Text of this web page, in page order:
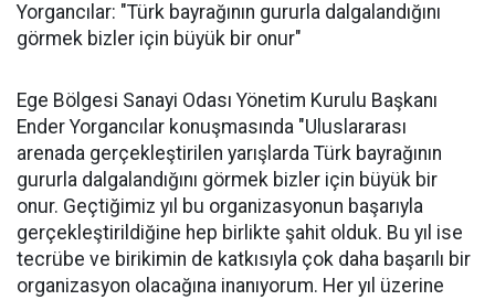
Yorgancılar: "Türk bayrağının gururla dalgalandığını
görmek bizler için büyük bir onur"
Ege Bölgesi Sanayi Odası Yönetim Kurulu Başkanı
Ender Yorgancılar konuşmasında "Uluslararası
arenada gerçekleştirilen yarışlarda Türk bayrağının
gururla dalgalandığını görmek bizler için büyük bir
onur. Geçtiğimiz yıl bu organizasyonun başarıyla
gerçekleştirildiğine hep birlikte şahit olduk. Bu yıl ise
tecrübe ve birikimin de katkısıyla çok daha başarılı bir
organizasyon olacağına inanıyorum. Her yıl üzerine